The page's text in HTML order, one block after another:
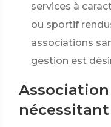
services à
ou sportif
associations
gestion est
nécessitant